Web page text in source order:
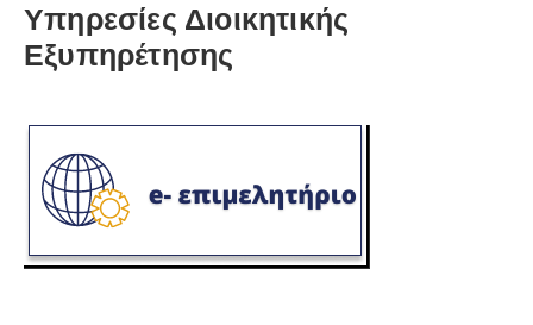
Υπηρεσίες Διοικητικής
Εξυπηρέτησης